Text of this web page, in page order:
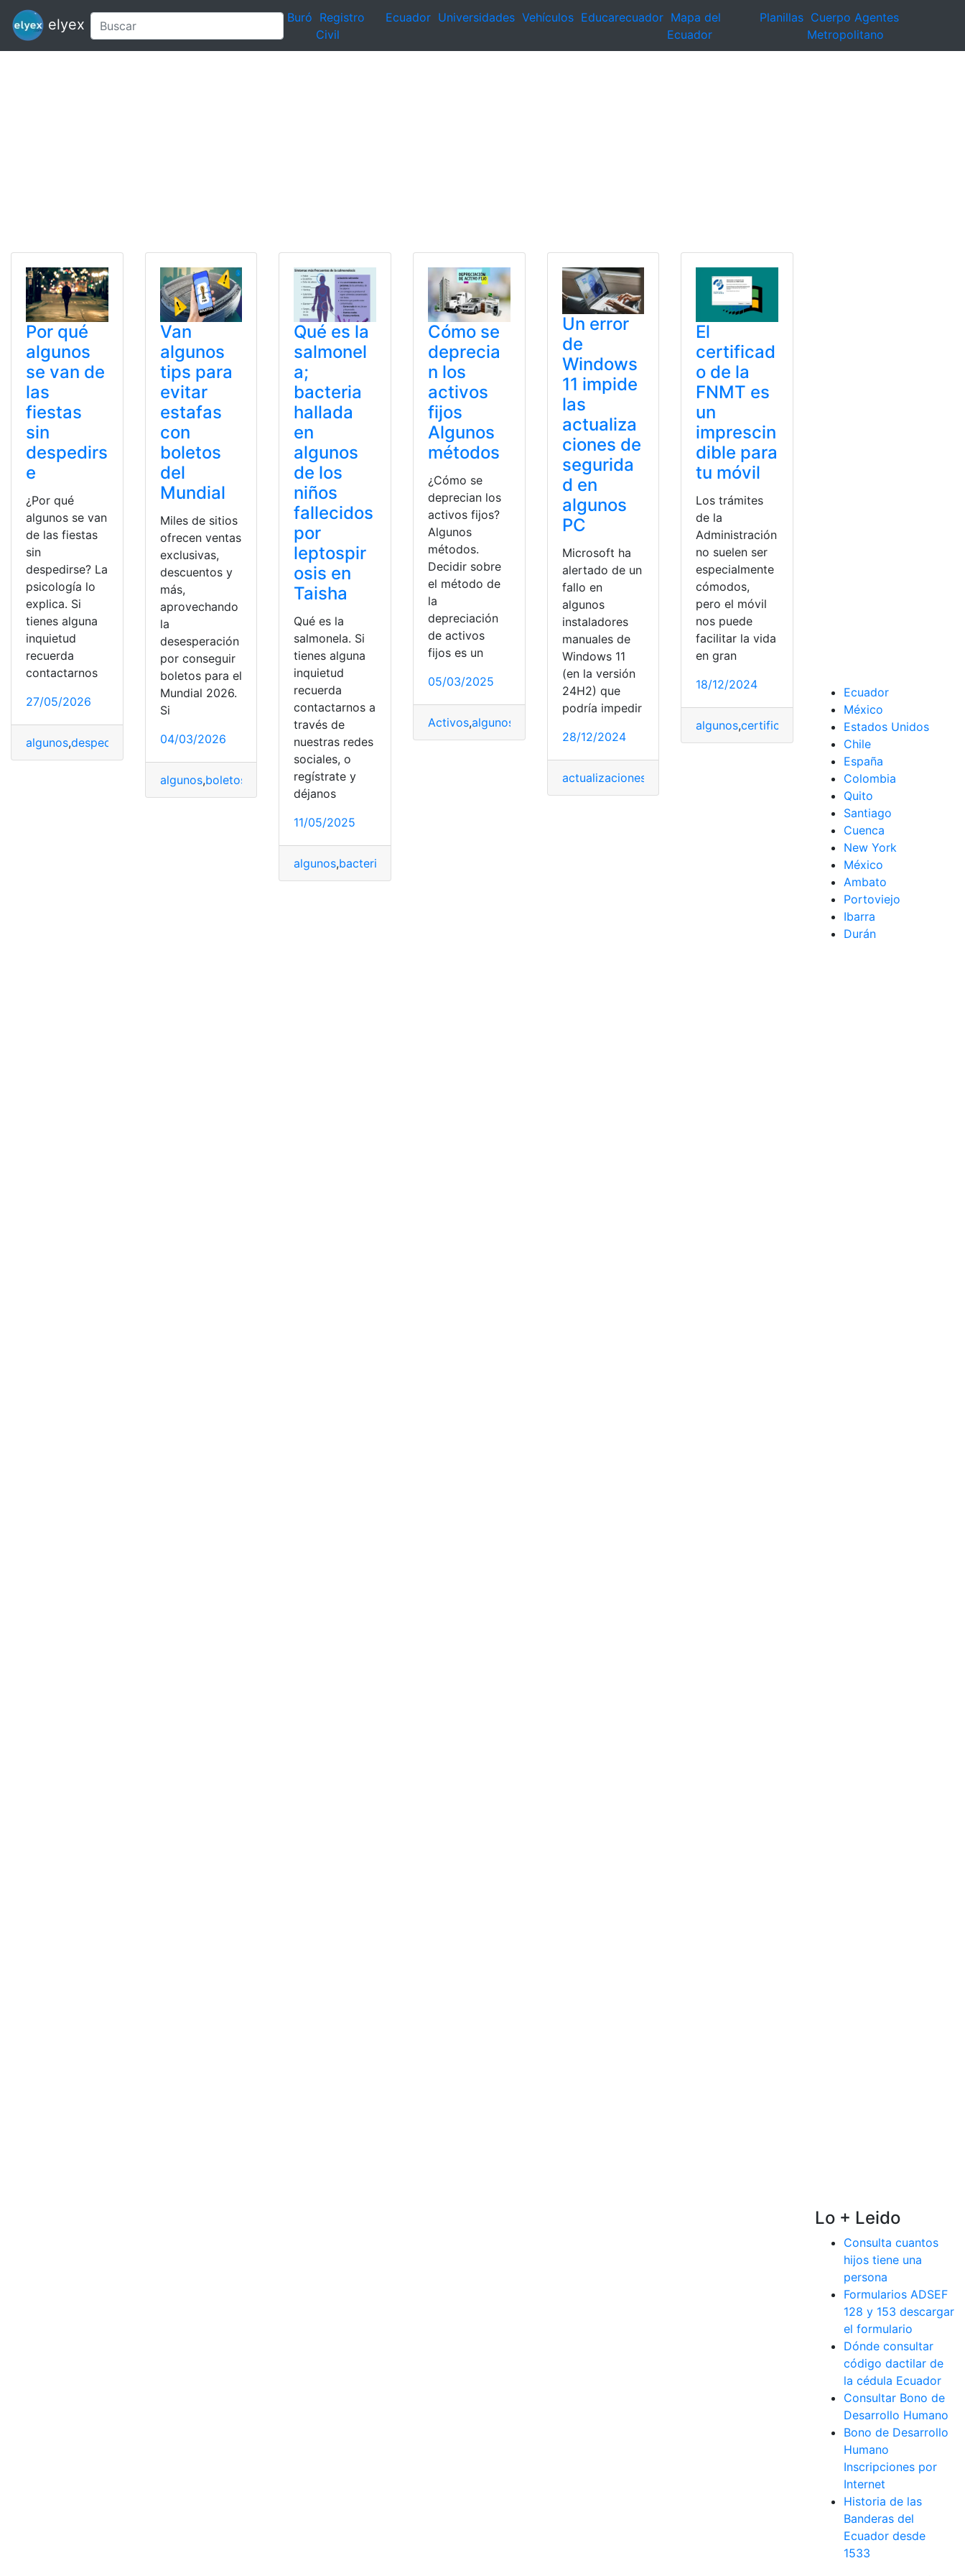
elyex Buró Registro
Civil
Ecuador Universidades Vehículos Educarecuador Mapa del
Ecuador
Planillas Cuerpo Agentes
Metropolitano
Por qué
algunos
se van de
las
fiestas
sin
despedirs
e
¿Por qué
algunos se van
de las fiestas
sin
despedirse? La
psicología lo
explica. Si
tienes alguna
inquietud
recuerda
contactarnos
27/05/2026
algunos,despedirse explica,Fiestas,Psicología
Van
algunos
tips para
evitar
estafas
con
boletos
del
Mundial
Miles de sitios
ofrecen ventas
exclusivas,
descuentos y
más,
aprovechando
la
desesperación
por conseguir
boletos para el
Mundial 2026.
Si
04/03/2026
algunos,boletos Evitar,Mundial
Qué es la
salmonel
a;
bacteria
hallada
en
algunos
de los
niños
fallecidos
por
leptospir
osis en
Taisha
Qué es la
salmonela. Si
tienes alguna
inquietud
recuerda
contactarnos a
través de
nuestras redes
sociales, o
regístrate y
déjanos
11/05/2025
algunos,bacteria
Cómo se
deprecia
n los
activos
fijos
Algunos
métodos
¿Cómo se
deprecian los
activos fijos?
Algunos
métodos.
Decidir sobre
el método de
la
depreciación
de activos
fijos es un
05/03/2025
Activos,algunos
Un error
de
Windows
11 impide
las
actualiza
ciones de
segurida
d en
algunos
PC
Microsoft ha
alertado de un
fallo en
algunos
instaladores
manuales de
Windows 11
(en la versión
24H2) que
podría impedir
28/12/2024
actualizaciones Seguridad Windows
El
certificad
o de la
FNMT es
un
imprescin
dible para
tu móvil
Los trámites
de la
Administración
no suelen ser
especialmente
cómodos,
pero el móvil
nos puede
facilitar la vida
en gran
18/12/2024
algunos,certificado FNMT imprescindible,Mejores
Ecuador
México
Estados Unidos
Chile
España
Colombia
Quito
Santiago
Cuenca
New York
México
Ambato
Portoviejo
Ibarra
Durán
Lo + Leido
Consulta cuantos
hijos tiene una
persona
Formularios ADSEF
128 y 153 descargar
el formulario
Dónde consultar
código dactilar de
la cédula Ecuador
Consultar Bono de
Desarrollo Humano
Bono de Desarrollo
Humano
Inscripciones por
Internet
Historia de las
Banderas del
Ecuador desde
1533